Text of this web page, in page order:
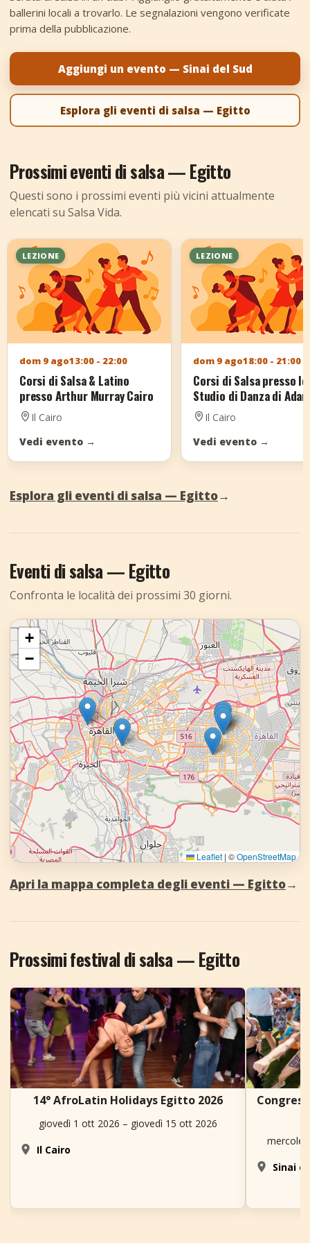
+ Aggiungi evento
ballerini locali a trovarlo. Le segnalazioni vengono verificate
prima della pubblicazione.
Aggiungi un evento — Sinai del Sud
Esplora gli eventi di salsa — Egitto
Prossimi eventi di salsa — Egitto
Questi sono i prossimi eventi più vicini attualmente
elencati su Salsa Vida.
LEZIONE
dom 9 ago13:00 - 22:00
Corsi di Salsa & Latino
presso Arthur Murray Cairo
Il Cairo
Vedi evento →
LEZIONE
dom 9 ago18:00 - 21:00
Corsi di Salsa presso lo
Studio di Danza di
Il Cairo
Vedi evento →
Esplora gli eventi di salsa — Egitto→
Eventi di salsa — Egitto
Confronta le località dei prossimi 30 giorni.
+
−
Leaflet | ©OpenStreetMap
Apri la mappa completa degli eventi — Egitto→
Prossimi festival di salsa — Egitto
14° AfroLatin Holidays Egitto 2026
giovedì 1 ott 2026 – giovedì 15 ott 2026
Il Cairo
Sinai